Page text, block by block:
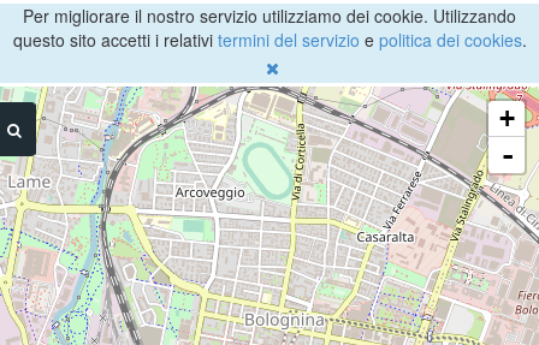
Per migliorare il nostro servizio utilizziamo dei cookie. Utilizzando
questo sito accetti i relativi termini del servizio e politica dei cookies.
+
-